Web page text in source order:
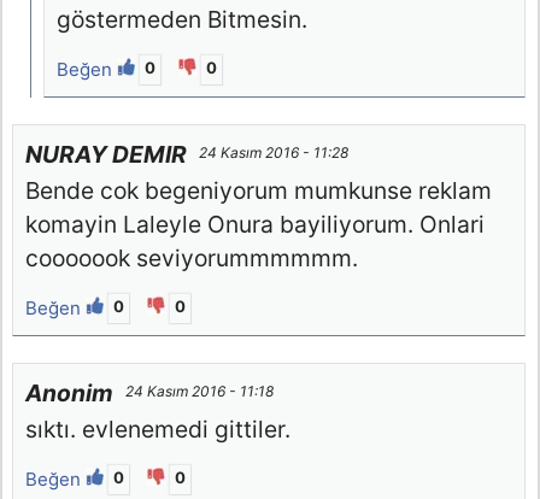
göstermeden Bitmesin.
Beğen 0 0
NURAY DEMIR 24 Kasım 2016 - 11:28
Bende cok begeniyorum mumkunse reklam
komayin Laleyle Onura bayiliyorum. Onlari
cooooook seviyorummmmmm.
Beğen 0 0
Anonim 24 Kasım 2016 - 11:18
sıktı. evlenemedi gittiler.
Beğen 0 0